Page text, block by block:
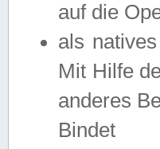
auf die
als
Mit Hilfe
anderes
Bindet